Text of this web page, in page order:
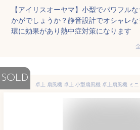
【アイリスオーヤマ】小型でパワフル
かがでしょうか？静音設計でオシャレ
環に効果があり熱中症対策になります
SOLD